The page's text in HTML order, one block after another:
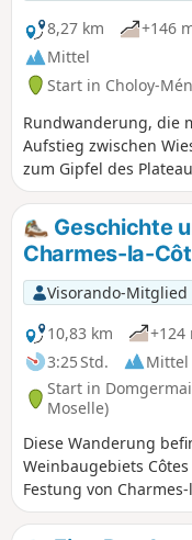
8,27 km
+146
Mittel
Start in Choloy-
Rundwanderung, die
Aufstieg zwischen
zum Gipfel des
Sie durchqueren eine
Gebiet ausgewiesen
Hang, auf dem Sie
Befestigungsanlagen
können, und steigen
mit einem Abstecher
Sie Ihren Durst mit
stillen können) und
Geschichte
Charmes-la-
Visorando-Mitglied
10,83 km
+124
3:25 Std.
Mittel
Start in
Moselle)
Diese Wanderung
Weinbaugebiets
Festung von
Vergangenheit.
verschönern diese